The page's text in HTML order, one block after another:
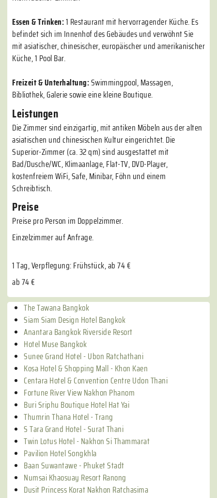
Essen & Trinken:1 Restaurant mit hervorragender Küche. Es
befindet sich im Innenhof des Gebäudes und verwöhnt Sie
mit asiatischer, chinesischer, europäischer und amerikanischer
Küche, 1 Pool Bar.
Freizeit & Unterhaltung:Swimmingpool, Massagen,
Bibliothek, Galerie sowie eine kleine Boutique.
Leistungen
Die Zimmer sind einzigartig, mit antiken Möbeln aus der alten
asiatischen und chinesischen Kultur eingerichtet. Die
Superior-Zimmer (ca. 32 qm) sind ausgestattet mit
Bad/Dusche/WC, Klimaanlage, Flat-TV, DVD-Player,
kostenfreiem WiFi, Safe, Minibar, Föhn und einem
Schreibtisch.
Preise
Preise pro Person im Doppelzimmer.
Einzelzimmer auf Anfrage.
1 Tag, Verpflegung: Frühstück, ab 74 €
ab 74 €
The Tawana Bangkok
Siam Siam Design Hotel Bangkok
Anantara Bangkok Riverside Resort
Hotel Muse Bangkok
Sunee Grand Hotel - Ubon Ratchathani
Kosa Hotel & Shopping Mall - Khon Kaen
Centara Hotel & Convention Centre Udon Thani
Fortune River View Nakhon Phanom
Buri Sriphu Boutique Hotel Hat Yai
Thumrin Thana Hotel - Trang
S Tara Grand Hotel - Surat Thani
Twin Lotus Hotel - Nakhon Si Thammarat
Pavilion Hotel Songkhla
Baan Suwantawe - Phuket Stadt
Numsai Khaosuay Resort Ranong
Dusit Princess Korat Nakhon Ratchasima